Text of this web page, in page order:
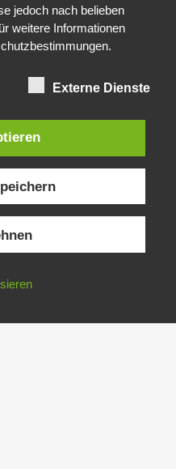
jedoch nach belieben
weitere Informationen
Externe Dienste